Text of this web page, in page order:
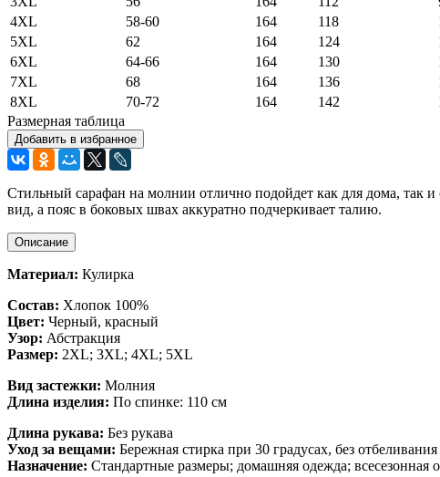
4XL
58-60 164 118
5XL
62 164 124
6XL
64-66 164 130
7XL
68 164 136
8XL
70-72 164 142
Размерная таблица
Добавить в избранное
Стильный сарафан на молнии отлично подойдет как для дома, так
вид, а пояс в боковых швах аккуратно подчеркивает талию.
Описание
Материал: Кулирка
Состав: Хлопок 100%
Цвет: Черный, красный
Узор: Абстракция
Размер: 2XL; 3XL; 4XL; 5XL
Вид застежки: Молния
Длина изделия: По спинке: 110 см
Длина рукава: Без рукава
Уход за вещами: Бережная стирка при 30 градусах, без отбеливания
Назначение: Стандартные размеры; домашняя одежда; всесезонная